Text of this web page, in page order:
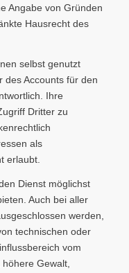
Angabe von Gründen
Hausrecht des
selbst genutzt
des Accounts für den
Ihre
Dritter zu
als
erlaubt.
Dienst möglichst
Auch bei aller
werden,
technischen oder
vom
Gewalt,